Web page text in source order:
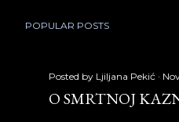
POPULAR POSTS
Posted by Ljiljana Pekić
O SMRTNOJ